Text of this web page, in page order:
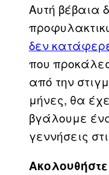
Αυτή βέβαια
δεν
που
από την
μήνες, θα
βγάλουμε
γεννήσεις
Ακολουθήστε